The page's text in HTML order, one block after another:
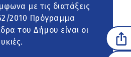
με τις διατάξεις
2010 Πρόγραμμα
του Δήμου είναι οι